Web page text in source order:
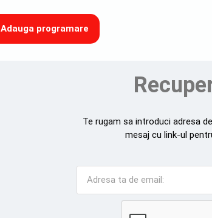
Adauga programare
Te rugam sa introduci adresa
mesaj cu link-ul
Adresa ta de email: